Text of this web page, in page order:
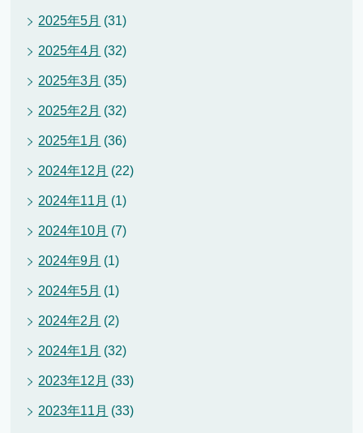
2025年5月 (31)
2025年4月 (32)
2025年3月 (35)
2025年2月 (32)
2025年1月 (36)
2024年12月 (22)
2024年11月 (1)
2024年10月 (7)
2024年9月 (1)
2024年5月 (1)
2024年2月 (2)
2024年1月 (32)
2023年12月 (33)
2023年11月 (33)